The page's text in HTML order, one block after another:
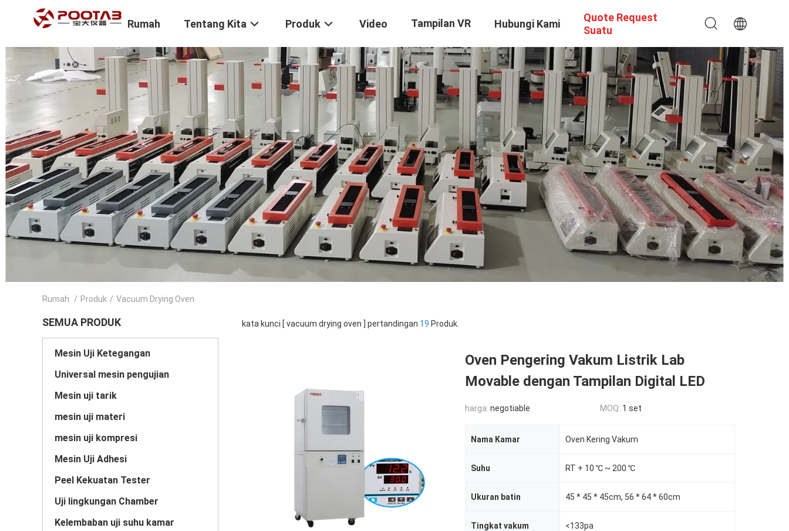
Rumah Tentang Kita Produk Video Tampilan VR Hubungi Kami
Quote Request
Suatu
Rumah / Produk / Vacuum Drying Oven
SEMUA PRODUK
Mesin Uji Ketegangan
Universal mesin pengujian
Mesin uji tarik
mesin uji materi
mesin uji kompresi
Mesin Uji Adhesi
Peel Kekuatan Tester
Uji lingkungan Chamber
Kelembaban uji suhu kamar
kata kunci [ vacuum drying oven ] pertandingan 19 Produk.
Oven Pengering Vakum Listrik Lab
Movable dengan Tampilan Digital LED
harga: negotiable MOQ: 1 set
Nama Kamar Oven Kering Vakum
Suhu RT + 10 ℃ ~ 200 ℃
Ukuran batin 45 * 45 * 45cm, 56 * 64 * 60cm
Tingkat vakum <133pa